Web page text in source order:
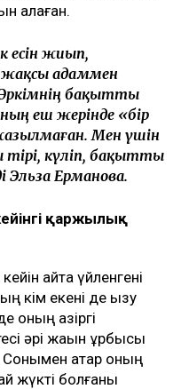
қалаған.
есін жиып,
жақсы адаммен
бақытты
еш жерінде «бір
Мен үшін
күліп, бақытты
Эльза Ерманова.
қаржылық
қайта үйленгені
кім екені де қызу
оның қазіргі
әрі жақын құрбысы
Сонымен қатар оның
жүкті болғаны